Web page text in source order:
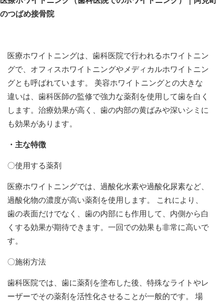
のつばめ接骨院
医療ホワイトニングは、歯科医院で行われるホワイトニン
グで、オフィスホワイトニングやメディカルホワイトニン
グとも呼ばれています。 美容ホワイトニングとの大きな
違いは、歯科医師の監修で強力な薬剤を使用して歯を白く
します。治療効果が高く、歯の内部の黄ばみや深いシミに
も効果があります。
・主な特徴
〇使用する薬剤
医療ホワイトニングでは、過酸化水素や過酸化尿素など、
過酸化物の濃度が高い薬剤を使用します。 これにより、
歯の表面だけでなく、歯の内部にも作用して、内側から白
くする効果が期待できます。一回での効果も非常に高いで
す。
〇施術方法
歯科医院では、歯に薬剤を塗布した後、特殊なライトやレ
ーザーでその薬剤を活性化させることが一般的です。 場